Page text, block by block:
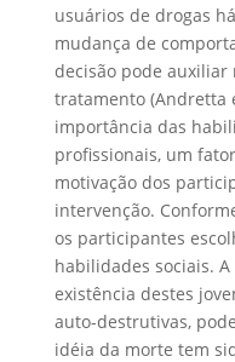
usuários de drogas
mudança de
decisão pode
tratamento (Andretta
importância das
profissionais, um
motivação dos
intervenção.
os participantes
habilidades sociais.
existência destes
auto-destrutivas,
idéia da morte tem